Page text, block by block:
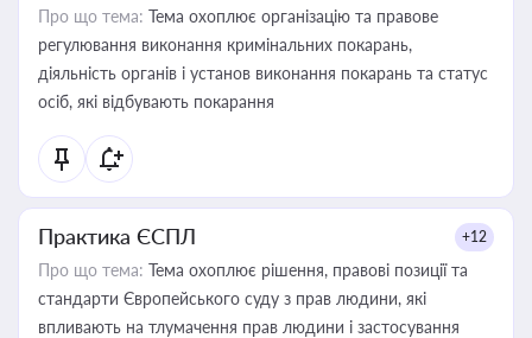
Про що тема: Тема охоплює організацію та правове
регулювання виконання кримінальних покарань,
діяльність органів і установ виконання покарань та статус
осіб, які відбувають покарання
Практика ЄСПЛ +12
Про що тема: Тема охоплює рішення, правові позиції та
стандарти Європейського суду з прав людини, які
впливають на тлумачення прав людини і застосування